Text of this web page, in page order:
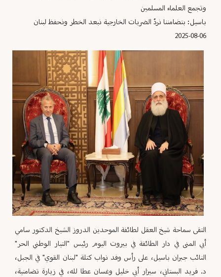
وتجمع العلماء المسلمين
باسيل: بتضامننا نردّ الضربات الخارجية نبعد الخطر ونحفظ لبنان
2025-08-06
التقى سماحة شيخ العقل لطائفة الموحدين الدروز الشيخ الدكتور سامي
أبي المنى في دار الطائفة في بيروت اليوم رئيس "التيار الوطني الحر"
النائب جبران باسيل، على رأس وفد نواب كتلة "لبنان القوي" في الجبل،
د. فريد البستاني، سيزار أبي خليل وغسان عطا لله، في زيارة تضامنية،